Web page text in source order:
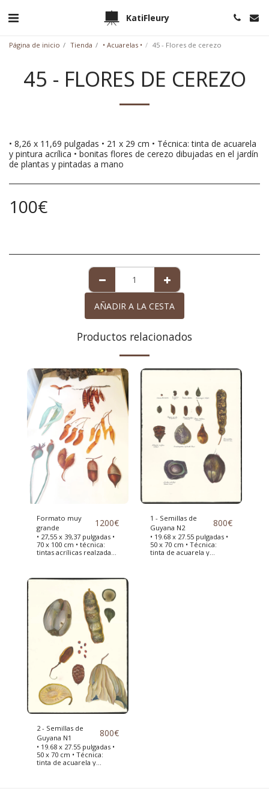
KatiFleury
Página de inicio Tienda • Acuarelas • 45 - Flores de cerezo
45 - FLORES DE CEREZO
• 8,26 x 11,69 pulgadas • 21 x 29 cm • Técnica: tinta de acuarela
y pintura acrílica • bonitas flores de cerezo dibujadas en el jardín
de plantas y pintadas a mano
100€
AÑADIR A LA CESTA
Productos relacionados
Formato muy
grande
1200€
• 27,55 x 39,37 pulgadas •
70 x 100 cm • técnica:
tintas acrílicas realzadas
recolectados del Jardin
Este gran formato de
semillas de Francia me
permitirá financiar mi
próximo viaje a Central
América
1 - Semillas de
Guyana N2
800€
• 19.68 x 27.55 pulgadas •
50 x 70 cm • Técnica:
tinta de acuarela y
2 - Semillas de
Guyana N1
800€
• 19.68 x 27.55 pulgadas •
50 x 70 cm • Técnica:
tinta de acuarela y